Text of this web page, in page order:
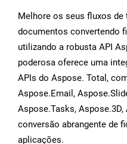
Melhore os seus fluxos de
documentos convertendo
utilizando a robusta API
poderosa oferece uma
APIs do Aspose. Total,
Aspose.Email,
Aspose.Tasks,
conversão abrangente de
aplicações.